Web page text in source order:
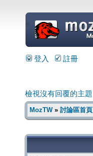
=
登入 註冊
檢視沒有回覆的主題
MozTW» 討論區首頁